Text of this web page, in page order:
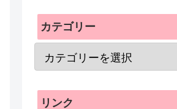
カテゴリー
リンク